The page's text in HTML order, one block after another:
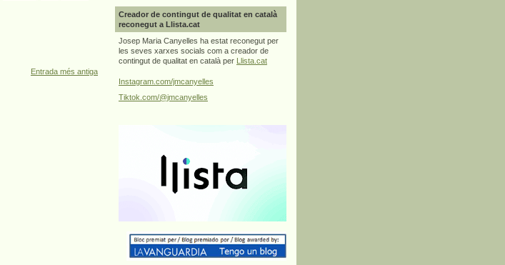
Entrada més antiga
Creador de contingut de qualitat en català
reconegut a Llista.cat
Josep Maria Canyelles ha estat reconegut per
les seves xarxes socials com a creador de
contingut de qualitat en català per
Llista.cat
Instagram.com/jmcanyelles
Tiktok.com/@jmcanyelles